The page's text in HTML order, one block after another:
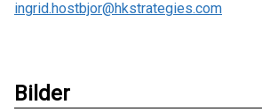
ingrid.hostbjor@hkstrategies.com
Bilder